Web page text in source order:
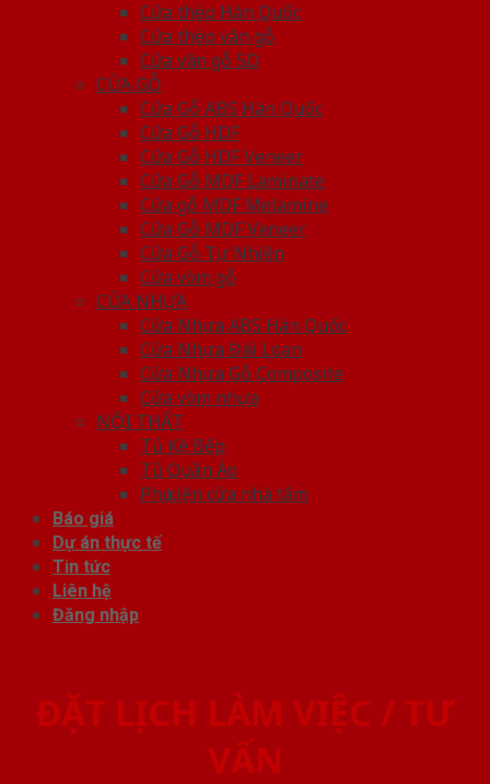
Cửa thép Hàn Quốc
Cửa thép vân gỗ
Cửa vân gỗ 5D
CỬA GỖ
Cửa Gỗ ABS Hàn Quốc
Cửa Gỗ HDF
Cửa Gỗ HDF Veneer
Cửa Gỗ MDF Laminate
Cửa gỗ MDF Melamine
Cửa Gỗ MDF Veneer
Cửa Gỗ Tự Nhiên
Cửa vòm gỗ
CỬA NHỰA
Cửa Nhựa ABS Hàn Quốc
Cửa Nhựa Đài Loan
Cửa Nhựa Gỗ Composite
Cửa vòm nhựa
NỘI THẤT
Tủ Kệ Bếp
Tủ Quần Áo
Phụ kiện cửa nhà tắm
Báo giá
Dự án thực tế
Tin tức
Liên hệ
Đăng nhập
ĐẶT LỊCH LÀM VIỆC / TƯ
VẤN